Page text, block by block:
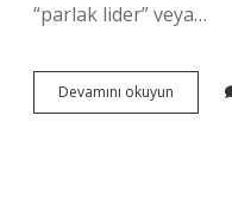
“parlak lider” veya…
Devamını okuyun
Nedir